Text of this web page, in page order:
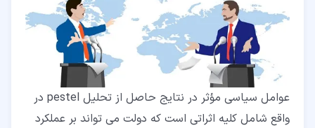
عوامل سیاسی مؤثر در نتایج حاصل از تحلیل pestel در
واقع شامل کلیه اثراتی است که دولت می تواند بر عملکرد